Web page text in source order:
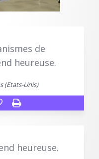
de
heureuse.
(Etats-Unis)
heureuse.